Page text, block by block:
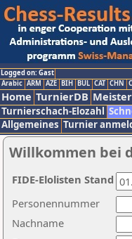
Logged on: Gast
Arabic ARM AZE BIH BUL CAT CHN
Home TurnierDB
Turnierschach-Elozahl
Allgemeines Turnier
Willkommen bei
Nachname
Personennummer
FIDE-Elolisten Stand